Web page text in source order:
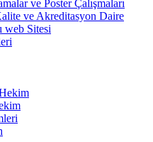
ve Poster Çalışmaları
ve Akreditasyon Daire
web Sitesi